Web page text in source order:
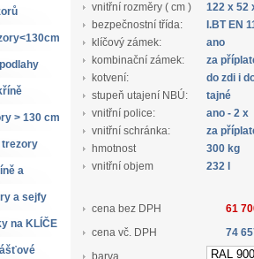
> 130 cm
trezory
a
a sejfy
na KLÍČE
vnitřní rozměry ( cm )
122 x 52
bezpečnostní třída:
I.BT EN
klíčový zámek:
ano
kombinační zámek:
za
kotvení:
do zdi i
stupeň utajení NBÚ:
tajné
vnitřní police:
ano - 2 x
vnitřní schránka:
za
hmotnost
300 kg
vnitřní objem
232 l
cena bez DPH
61
cena vč. DPH
74
barva